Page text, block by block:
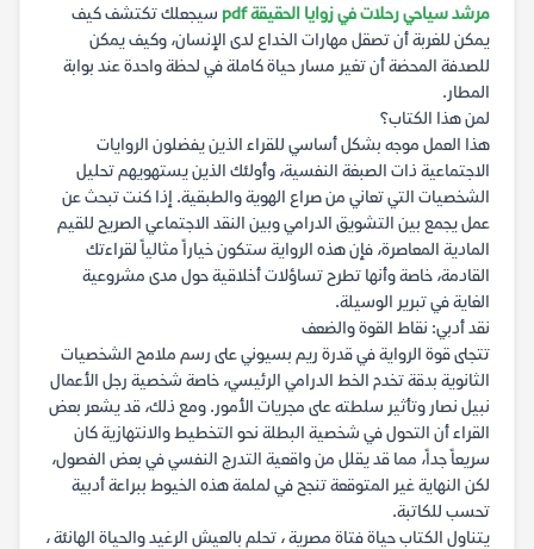
مرشد سياحي رحلات في زوايا الحقيقة pdf
سيجعلك تكتشف كيف
يمكن للغربة أن تصقل مهارات الخداع لدى الإنسان، وكيف يمكن
للصدفة المحضة أن تغير مسار حياة كاملة في لحظة واحدة عند بوابة
المطار.
لمن هذا الكتاب؟
هذا العمل موجه بشكل أساسي للقراء الذين يفضلون الروايات
الاجتماعية ذات الصبغة النفسية، وأولئك الذين يستهويهم تحليل
الشخصيات التي تعاني من صراع الهوية والطبقية. إذا كنت تبحث عن
عمل يجمع بين التشويق الدرامي وبين النقد الاجتماعي الصريح للقيم
المادية المعاصرة، فإن هذه الرواية ستكون خياراً مثالياً لقراءتك
القادمة، خاصة وأنها تطرح تساؤلات أخلاقية حول مدى مشروعية
الغاية في تبرير الوسيلة.
نقد أدبي: نقاط القوة والضعف
تتجلى قوة الرواية في قدرة ريم بسيوني على رسم ملامح الشخصيات
الثانوية بدقة تخدم الخط الدرامي الرئيسي، خاصة شخصية رجل الأعمال
نبيل نصار وتأثير سلطته على مجريات الأمور. ومع ذلك، قد يشعر بعض
القراء أن التحول في شخصية البطلة نحو التخطيط والانتهازية كان
سريعاً جداً، مما قد يقلل من واقعية التدرج النفسي في بعض الفصول،
لكن النهاية غير المتوقعة تنجح في لملمة هذه الخيوط ببراعة أدبية
تحسب للكاتبة.
يتناول الكتاب حياة فتاة مصرية ، تحلم بالعيش الرغيد والحياة الهانئة ،